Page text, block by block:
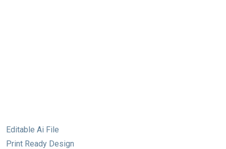
Editable Ai File
Print Ready Design